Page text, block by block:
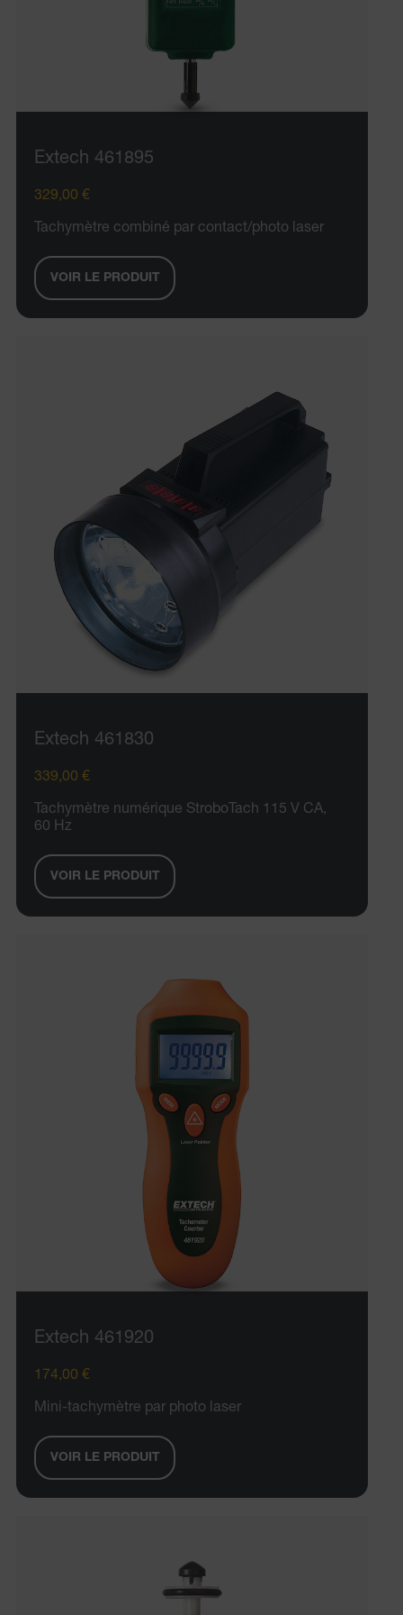
Extech 461895
329,00 €
Tachymètre combiné par contact/photo laser
VOIR LE PRODUIT
Extech 461830
339,00 €
Tachymètre numérique StroboTach 115 V CA,
60 Hz
VOIR LE PRODUIT
Extech 461920
174,00 €
Mini-tachymètre par photo laser
VOIR LE PRODUIT